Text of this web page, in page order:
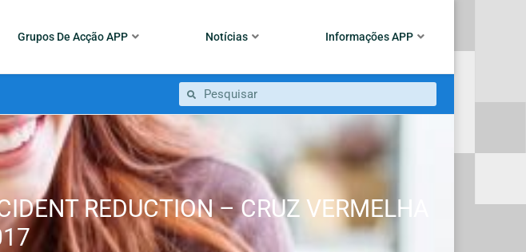
Grupos De Acção APP Notícias Informações APP
REDUCTION – CRUZ VERMELHA